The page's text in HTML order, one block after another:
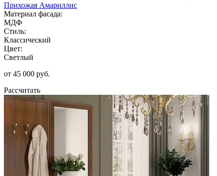
Прихожая Амариллис
Материал фасада:
МДФ
Стиль:
Классический
Цвет:
Светлый
от 45 000 руб.
Рассчитать